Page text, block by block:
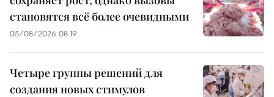
становятся всё более очевидными
05/08/2026 08:19
Четыре группы решений для
создания новых стимулов